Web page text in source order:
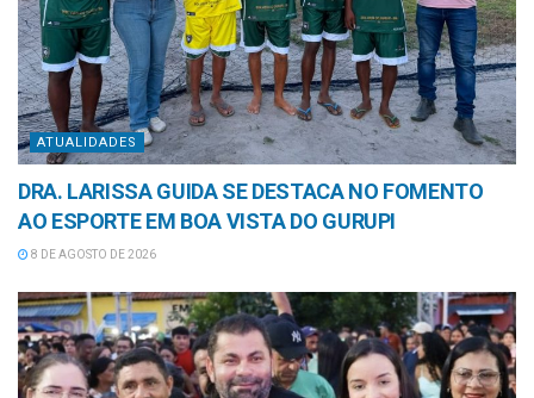
ATUALIDADES
DRA. LARISSA GUIDA SE DESTACA NO FOMENTO
AO ESPORTE EM BOA VISTA DO GURUPI
8 DE AGOSTO DE 2026